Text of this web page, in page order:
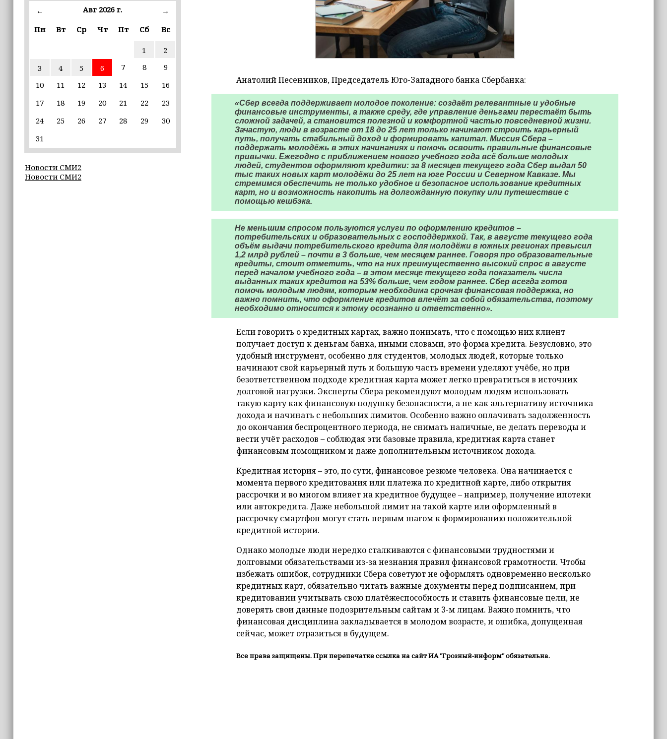
16:12
проходящий в Грозном фестиваль
16:02
Неделя популяризации грудного
вскармливания: что важно знать
15:39
Республике серию спортивных
мероприятий в преддверии Дня
физкультурника
15:10
← Авг 2026 г.
→
Пн
Вт Ср Чт Пт Сб Вс
1
2
3
4 5 6 7 8
9
10
11 12 13 14 15
16
17
18 19 20 21 22
23
24
25 26 27 28 29
30
31
Новости СМИ2
Новости СМИ2
Анатолий Песенников, Председатель Юго-Западного банка Сбербанка:
«Сбер всегда поддерживает молодое поколение: создаёт релевантные и удобные
финансовые инструменты, а также среду, где управление деньгами перестаёт быть
сложной задачей, а становится полезной и комфортной частью повседневной жизни.
Зачастую, люди в возрасте от 18 до 25 лет только начинают строить карьерный
путь, получать стабильный доход и формировать капитал. Миссия Сбера –
поддержать молодёжь в этих начинаниях и помочь освоить правильные финансовые
привычки. Ежегодно с приближением нового учебного года всё больше молодых
людей, студентов оформляют кредитки: за 8 месяцев текущего года Сбер выдал 50
тыс таких новых карт молодёжи до 25 лет на юге России и Северном Кавказе. Мы
стремимся обеспечить не только удобное и безопасное использование кредитных
карт, но и возможность накопить на долгожданную покупку или путешествие с
помощью кешбэка.
Не меньшим спросом пользуются услуги по оформлению кредитов –
потребительских и образовательных с господдержкой. Так, в августе текущего года
объём выдачи потребительского кредита для молодёжи в южных регионах превысил
1,2 млрд рублей – почти в 3 больше, чем месяцем раннее. Говоря про образовательные
кредиты, стоит отметить, что на них преимущественно высокий спрос в августе
перед началом учебного года – в этом месяце текущего года показатель числа
выданных таких кредитов на 53% больше, чем годом раннее. Сбер всегда готов
помочь молодым людям, которым необходима срочная финансовая поддержка, но
важно помнить, что оформление кредитов влечёт за собой обязательства, поэтому
необходимо относится к этому осознанно и ответственно».
Если говорить о кредитных картах, важно понимать, что с помощью них клиент
получает доступ к деньгам банка, иными словами, это форма кредита. Безусловно, это
удобный инструмент, особенно для студентов, молодых людей, которые только
начинают свой карьерный путь и большую часть времени уделяют учёбе, но при
безответственном подходе кредитная карта может легко превратиться в источник
долговой нагрузки. Эксперты Сбера рекомендуют молодым людям использовать
такую карту как финансовую подушку безопасности, а не как альтернативу источника
дохода и начинать с небольших лимитов. Особенно важно оплачивать задолженность
до окончания беспроцентного периода, не снимать наличные, не делать переводы и
вести учёт расходов – соблюдая эти базовые правила, кредитная карта станет
финансовым помощником и даже дополнительным источником дохода.
Кредитная история – это, по сути, финансовое резюме человека. Она начинается с
момента первого кредитования или платежа по кредитной карте, либо открытия
рассрочки и во многом влияет на кредитное будущее – например, получение ипотеки
или автокредита. Даже небольшой лимит на такой карте или оформленный в
рассрочку смартфон могут стать первым шагом к формированию положительной
кредитной истории.
Однако молодые люди нередко сталкиваются с финансовыми трудностями и
долговыми обязательствами из-за незнания правил финансовой грамотности. Чтобы
избежать ошибок, сотрудники Сбера советуют не оформлять одновременно несколько
кредитных карт, обязательно читать важные документы перед подписанием, при
кредитовании учитывать свою платёжеспособность и ставить финансовые цели, не
доверять свои данные подозрительным сайтам и 3-м лицам. Важно помнить, что
финансовая дисциплина закладывается в молодом возрасте, и ошибка, допущенная
сейчас, может отразиться в будущем.
Все права защищены. При перепечатке ссылка на сайт ИА "Грозный-информ" обязательна.